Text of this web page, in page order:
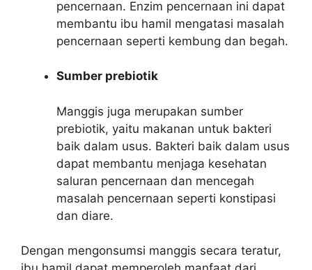
pencernaan. Enzim pencernaan ini dapat
membantu ibu hamil mengatasi masalah
pencernaan seperti kembung dan begah.
Sumber prebiotik
Manggis juga merupakan sumber
prebiotik, yaitu makanan untuk bakteri
baik dalam usus. Bakteri baik dalam usus
dapat membantu menjaga kesehatan
saluran pencernaan dan mencegah
masalah pencernaan seperti konstipasi
dan diare.
Dengan mengonsumsi manggis secara teratur,